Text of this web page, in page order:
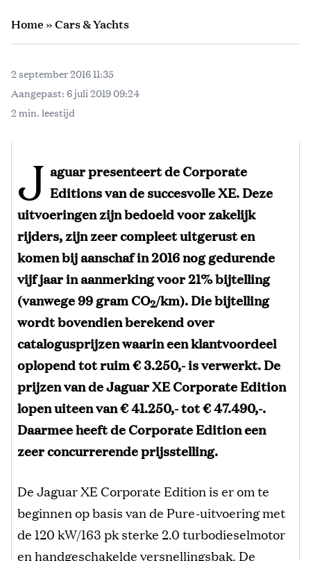
Home»Cars & Yachts
2 september 2016 11:35
Aangepast: 6 juli 2019 09:24
2 min. leestijd
J aguar presenteert de Corporate
Editions van de succesvolle XE. Deze
uitvoeringen zijn bedoeld voor zakelijk
rijders, zijn zeer compleet uitgerust en
komen bij aanschaf in 2016 nog gedurende
vijf jaar in aanmerking voor 21% bijtelling
(vanwege 99 gram CO2/km). Die bijtelling
wordt bovendien berekend over
catalogusprijzen waarin een klantvoordeel
oplopend tot ruim € 3.250,- is verwerkt. De
prijzen van de Jaguar XE Corporate Edition
lopen uiteen van € 41.250,- tot € 47.490,-.
Daarmee heeft de Corporate Edition een
zeer concurrerende prijsstelling.
De Jaguar XE Corporate Edition is er om te
beginnen op basis van de Pure-uitvoering met
de 120 kW/163 pk sterke 2.0 turbodieselmotor
en handgeschakelde versnellingsbak. De